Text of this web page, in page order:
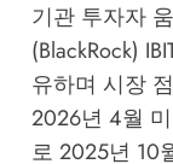
기관 투자자
(BlackRock)
유하며 시장
2026년 4월
로 2025년 10